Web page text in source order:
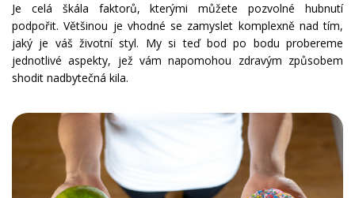
Je celá škála faktorů, kterými můžete pozvolné hubnutí
podpořit. Většinou je vhodné se zamyslet komplexně nad tím,
jaký je váš životní styl. My si teď bod po bodu probereme
jednotlivé aspekty, jež vám napomohou zdravým způsobem
shodit nadbytečná kila.